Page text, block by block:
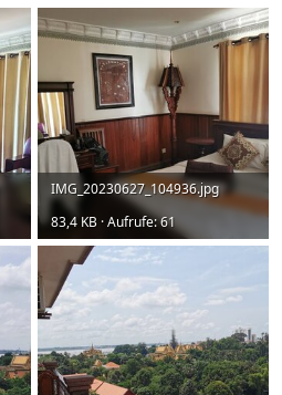
IMG_20230627_104936.jpg
83,4 KB · Aufrufe: 61